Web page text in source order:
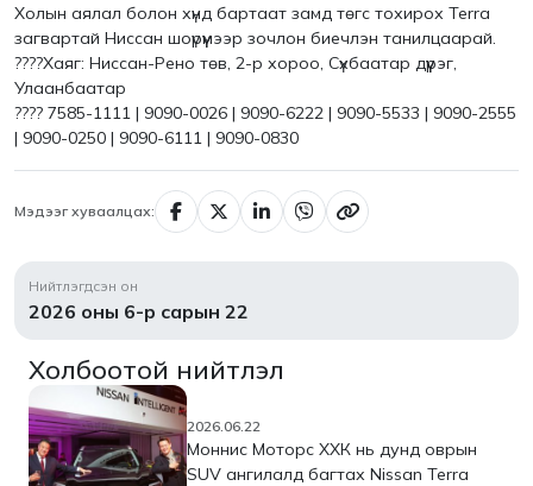
Холын аялал болон хүнд бартаат замд төгс тохирох Terra
загвартай Ниссан шоүрүүмээр зочлон биечлэн танилцаарай.
????Хаяг: Ниссан-Рено төв, 2-р хороо, Сүхбаатар дүүрэг,
Улаанбаатар
???? 7585-1111 | 9090-0026 | 9090-6222 | 9090-5533 | 9090-2555
| 9090-0250 | 9090-6111 | 9090-0830
Мэдээг хуваалцах:
Нийтлэгдсэн он
2026 оны 6-р сарын 22
Холбоотой нийтлэл
2026.06.22
Моннис Моторс ХХК нь дунд оврын
SUV ангилалд багтах Nissan Terra